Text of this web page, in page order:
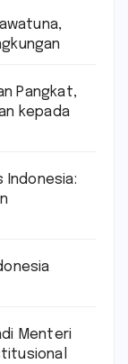
Pangkat,
kepada
Indonesia:
Menteri